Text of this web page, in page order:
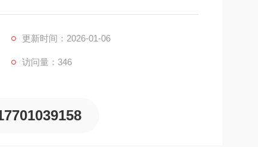
更新时间：2026-01-06
访问量：346